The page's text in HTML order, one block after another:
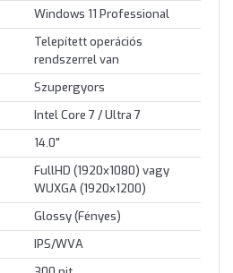
Windows 11 Professional
Telepített operációs
rendszerrel van
Szupergyors
Intel Core 7 / Ultra 7
14.0"
FullHD (1920x1080) vagy
WUXGA (1920x1200)
Glossy (Fényes)
IPS/WVA